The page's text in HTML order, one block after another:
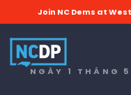
Join NC Dems at
NGÀY 1 THÁNG